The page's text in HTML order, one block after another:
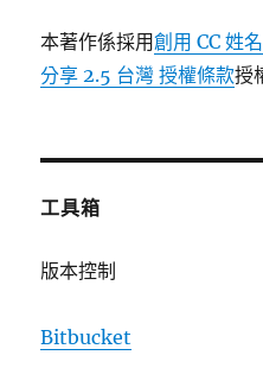
本著作係採用創用 CC 姓
分享 2.5 台灣 授權條款授
工具箱
版本控制
Bitbucket